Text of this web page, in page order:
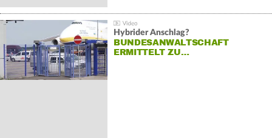
Hybrider Anschlag?
BUNDESANWALTSCHAFT
ERMITTELT ZU…